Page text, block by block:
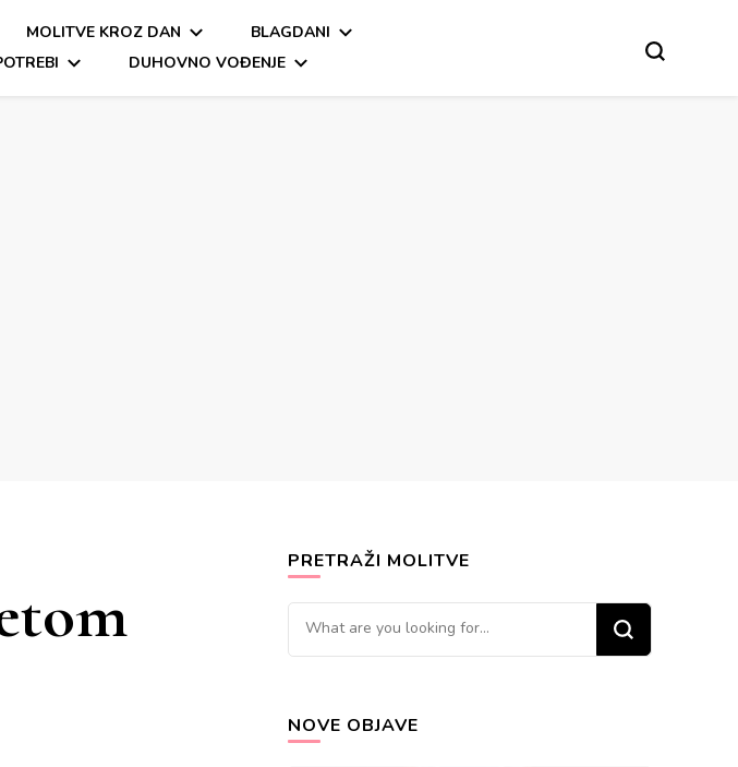
MOLITVE KROZ DAN
BLAGDANI
DUHOVNO VOĐENJE
PRETRAŽI MOLITVE
Looking
for
NOVE OBJAVE